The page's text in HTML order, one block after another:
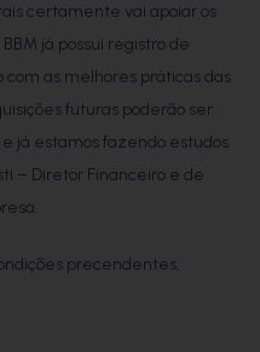
certamente vai apoiar os
já possui registro de
as melhores práticas das
futuras poderão ser
já estamos fazendo estudos
– Diretor Financeiro e de
precendentes,